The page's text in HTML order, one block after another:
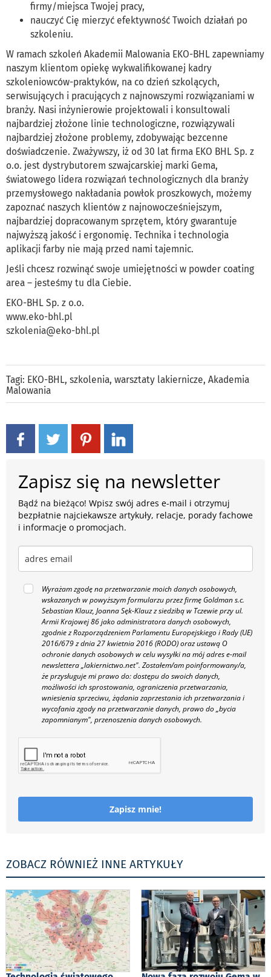
firmy/miejsca Twojej pracy,
nauczyć Cię mierzyć efektywność Twoich działań po
szkoleniu.
W ramach szkoleń Akademii Malowania EKO-BHL zapewniamy
naszym klientom opiekę wykwalifikowanej kadry
szkoleniowców-praktyków, na co dzień szkolących,
serwisujących i pracujących z najnowszymi rozwiązaniami w
branży. Nasi inżynierowie projektowali i konsultowali
najbardziej złożone linie technologiczne, rozwiązywali
najbardziej złożone problemy, zdobywając bezcenne
doświadczenie. Zważywszy, iż od 30 lat firma EKO BHL Sp. z
o.o. jest dystrybutorem szwajcarskiej marki Gema,
światowego lidera rozwiązań technologicznych dla branży
przemysłowego nakładania powłok proszkowych, możemy
zapoznać naszych klientów z najnowocześniejszym,
najbardziej dopracowanym sprzętem, który gwarantuje
najwyższą jakość i ergonomię. Technika i technologia
aplikacji farby nie mają przed nami tajemnic.
Jeśli chcesz rozwinąć swoje umiejętności w powder coating
area – jesteśmy tu dla Ciebie.
EKO-BHL Sp. z o.o.
www.eko-bhl.pl
szkolenia@eko-bhl.pl
Tagi: EKO-BHL, szkolenia, warsztaty lakiernicze, Akademia
Malowania
Zapisz się na newsletter
Bądź na bieżąco! Wpisz swój adres e-mail i otrzymuj
bezpłatnie najciekawsze artykuły, relacje, porady fachowe
i informacje o promocjach.
Wyrażam zgodę na przetwarzanie moich danych osobowych,
wskazanych w powyższym formularzu przez firmę Goldman s.c.
Sebastian Klauz, Joanna Sęk-Klauz z siedzibą w Tczewie przy ul.
Armii Krajowej 86 jako administratora danych osobowych,
zgodnie z Rozporządzeniem Parlamentu Europejskiego i Rady (UE)
2016/679 z dnia 27 kwietnia 2016 (RODO) oraz ustawą O
ochronie danych osobowych w celu wysyłki na mój adres e-mail
newslettera „lakiernictwo.net". Zostałem/am poinformowany/a,
że przysługuje mi prawo do: dostępu do swoich danych,
możliwości ich sprostowania, ograniczenia przetwarzania,
wniesienia sprzeciwu, żądania zaprzestania ich przetwarzania i
wycofania zgody na przetwarzanie danych, prawo do „bycia
zapomnianym", przenoszenia danych osobowych.
Zapisz mnie!
ZOBACZ RÓWNIEŻ INNE ARTYKUŁY